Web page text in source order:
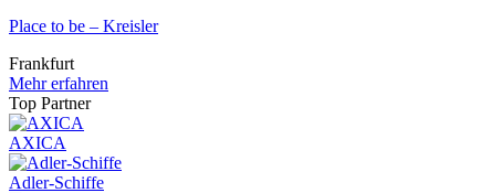
Place to be – Kreisler
Frankfurt
Mehr erfahren
Top Partner
AXICA
Adler-Schiffe